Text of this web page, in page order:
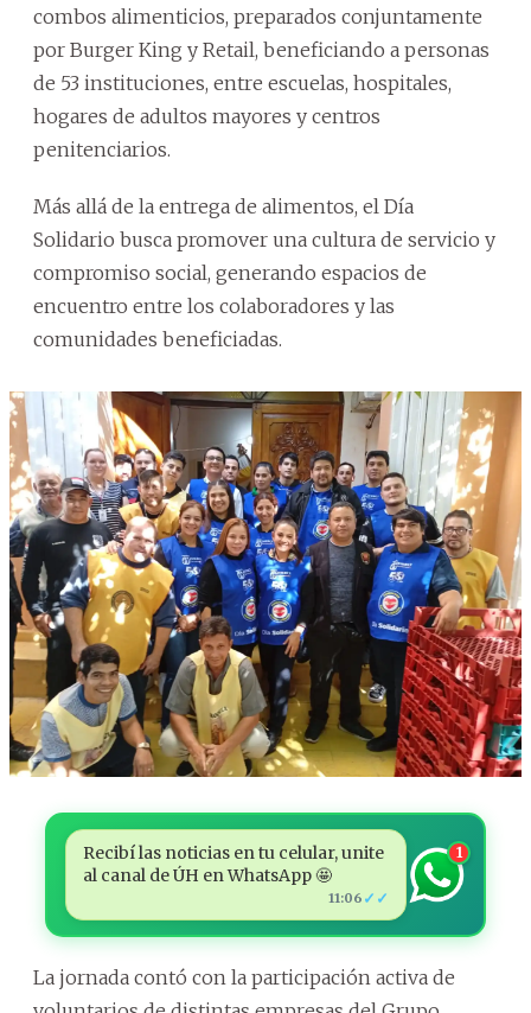
combos alimenticios, preparados conjuntamente
por Burger King y Retail, beneficiando a personas
de 53 instituciones, entre escuelas, hospitales,
hogares de adultos mayores y centros
penitenciarios.
Más allá de la entrega de alimentos, el Día
Solidario busca promover una cultura de servicio y
compromiso social, generando espacios de
encuentro entre los colaboradores y las
comunidades beneficiadas.
Recibí las noticias en tu celular, unite
al canal de ÚH en WhatsApp 🤩
11:06 ✓✓
1
La jornada contó con la participación activa de